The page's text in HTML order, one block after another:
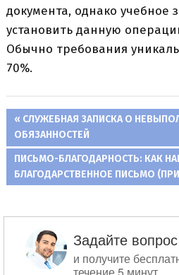
документа, однако учебное
установить данную
Обычно требования
70%.
Навигация
по
ПРЕДЫДУЩАЯ
ЗАПИСЬ:
СЛУЖЕБНАЯ ЗАПИСКА О
ОБЯЗАННОСТЕЙ
СЛЕДУЮЩАЯ
ЗАПИСЬ:
ПИСЬМО-БЛАГОДАРНОСТЬ: КАК
БЛАГОДАРСТВЕННОЕ ПИСЬМО